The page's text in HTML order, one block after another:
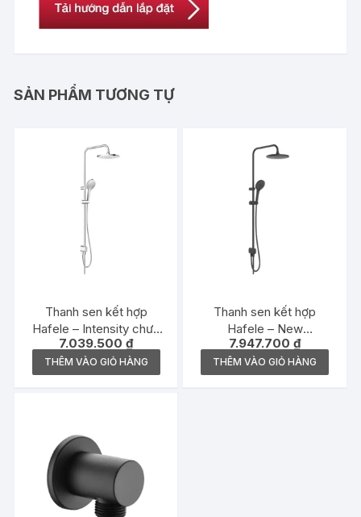
SẢN PHẨM TƯƠNG TỰ
Thanh sen kết hợp
Hafele – Intensity chưa
gồm bộ trộn –
495.60.104
7.039.500₫
THÊM VÀO GIỎ HÀNG
Thanh sen kết hợp
Hafele – New
Mysterious chưa gồm bộ
trộn – 495.60.105
7.947.700₫
THÊM VÀO GIỎ HÀNG